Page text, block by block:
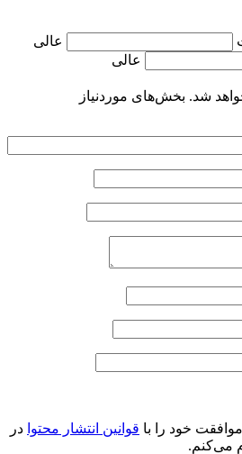
عالی
عالی
شد. بخش‌های موردنیاز
خود را با قوانین انتشار محتوا در
می‌کنم.